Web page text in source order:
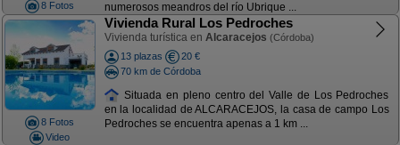
8 Fotos numerosos meandros del río Ubrique ...
8 Fotos
Video
Vivienda Rural Los Pedroches
Vivienda turística en Alcaracejos (Córdoba)
13 plazas
20 €
70 km de Córdoba
Situada en pleno centro del Valle de Los Pedroches
en la localidad de ALCARACEJOS, la casa de campo Los
Pedroches se encuentra apenas a 1 km ...